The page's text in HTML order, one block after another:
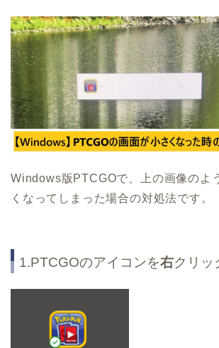
Windows版PTCGOで、上の画像のよ
くなってしまった場合の対処法です。
1.PTCGOのアイコンを右クリッ